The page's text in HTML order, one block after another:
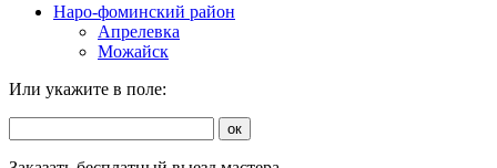
Наро-фоминский район
Апрелевка
Можайск
Или укажите в поле:
ок